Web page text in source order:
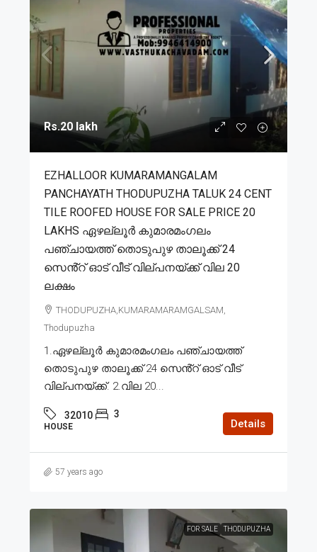
Rs.20 lakh
EZHALLOOR KUMARAMANGALAM
PANCHAYATH THODUPUZHA TALUK 24 CENT
TILE ROOFED HOUSE FOR SALE PRICE 20
LAKHS ഏഴല്ലൂർ കുമാരമംഗലം
പഞ്ചായത്ത് തൊടുപുഴ താലൂക്ക് 24
സെൻ്റ് ഓട് വീട് വില്പനയ്ക്ക് വില 20
ലക്ഷം
THODUPUZHA,KUMARAMARAMGALSAM,
Thodupuzha
1.ഏഴല്ലൂർ കുമാരമംഗലം പഞ്ചായത്ത്
തൊടുപുഴ താലൂക്ക് 24 സെൻ്റ് ഓട് വീട്
വില്പനയ്ക്ക്. 2.വില 20...
32010 3
HOUSE Details
57 years ago
FOR SALE THODUPUZHA